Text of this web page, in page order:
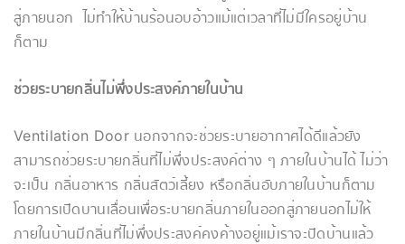
สู่ภายนอก ไม่ทำให้บ้านร้อนอบอ้าวแม้แต่เวลาที่ไม่มีใครอยู่บ้าน
ก็ตาม
ช่วยระบายกลิ่นไม่พึ่งประสงค์ภายในบ้าน
Ventilation Door นอกจากจะช่วยระบายอากาศได้ดีแล้วยัง
สามารถช่วยระบายกลิ่นที่ไม่พึ่งประสงค์ต่าง ๆ ภายในบ้านได้ ไม่ว่า
จะเป็น กลิ่นอาหาร กลิ่นสัตว์เลี้ยง หรือกลิ่นอับภายในบ้านก็ตาม
โดยการเปิดบานเลื่อนเพื่อระบายกลิ่นภายในออกสู่ภายนอกไม่ให้
ภายในบ้านมีกลิ่นที่ไม่พึ่งประสงค์คงค้างอยู่แม้เราจะปิดบ้านแล้ว